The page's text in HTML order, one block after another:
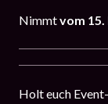
Nimmtvom 15.
Holt euch